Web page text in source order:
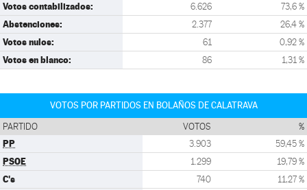
Votos contabilizados: 6.626 73,6 %
Abstenciones: 2.377 26,4 %
Votos nulos: 61 0,92 %
Votos en blanco: 86 1,31 %
VOTOS POR PARTIDOS EN BOLAÑOS DE CALATRAVA
PARTIDO VOTOS %
PP 3.903 59,45 %
PSOE 1.299 19,79 %
C's 740 11,27 %